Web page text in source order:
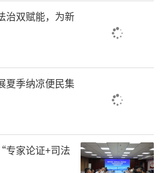
昂扬斗志。
责任编辑：洪子舒
治双赋能，为新
夏季纳凉便民集
专家论证+司法